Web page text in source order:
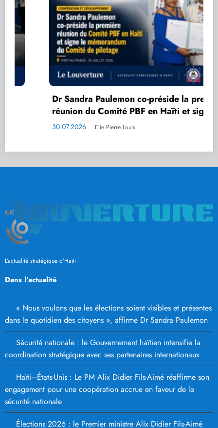
Dr Sandra Paulemon co-préside la première
réunion du Comité PBF en Haïti et signe le
mémorandum du Comité de pilotage
Elie Pierre Louis
L’actualité stratégique d’Haïti
Dans l'actualité
« Nous voulons que les élections soient visibles et présentes
dans le quotidien des citoyens », affirme Dr Sandra Paulemon
Sécurité nationale : le Gouvernement haïtien intensifie la
coordination stratégique avec ses partenaires internationaux
Haïti–États-Unis : Le PM Alix Didier Fils-Aimé réaffirme son
engagement pour une coopération accrue en faveur de la
sécurité nationale
Élections 2026 : le Premier ministre Alix Didier Fils-Aimé